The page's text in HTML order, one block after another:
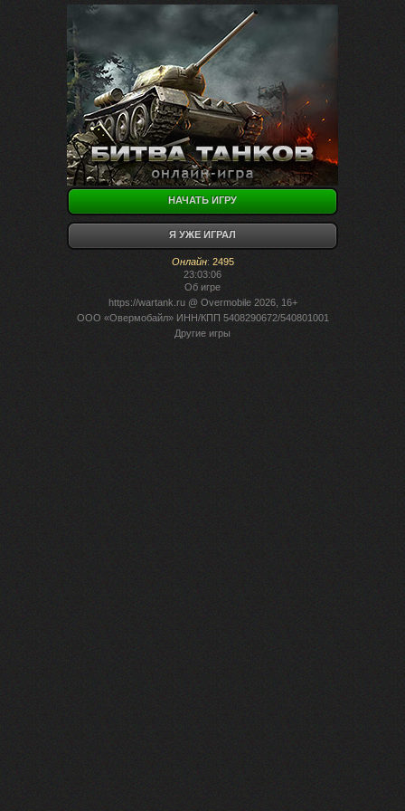
НАЧАТЬ ИГРУ
Я УЖЕ ИГРАЛ
Онлайн: 2495
23:03:06
Об игре
https://wartank.ru@ Overmobile 2026, 16+
ООО «Овермобайл» ИНН/КПП 5408290672/540801001
Другие игры